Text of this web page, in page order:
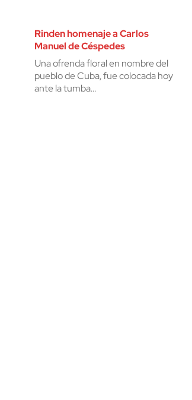
Rinden homenaje a Carlos
Manuel de Céspedes
Una ofrenda floral en nombre del
pueblo de Cuba, fue colocada hoy
ante la tumba…